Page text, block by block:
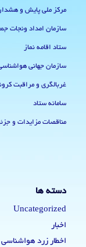
مرکز ملی پایش و
سازمان امداد ونجات
ستاد اقامه نماز
سازمان جهانی
غربالگری و مراقبت
سامانه ستاد
مناقصات مزایدات و
دسته ها
Uncategorized
اخبار
اخطار زرد هواشناسی